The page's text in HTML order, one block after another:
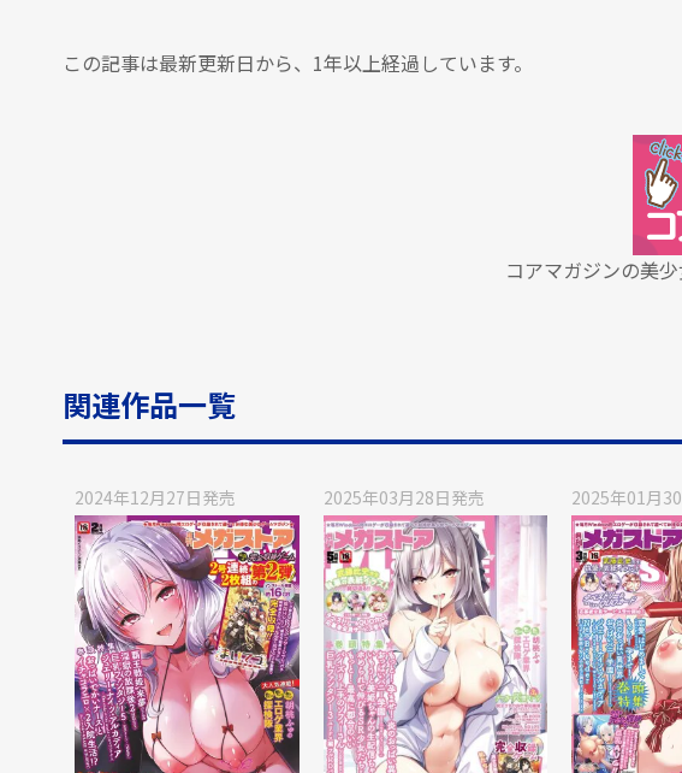
この記事は最新更新日から、1年以上経過しています。
コアマガジンの美
関連作品一覧
2024年12月27日発売 2025年03月28日発売 2025年01月